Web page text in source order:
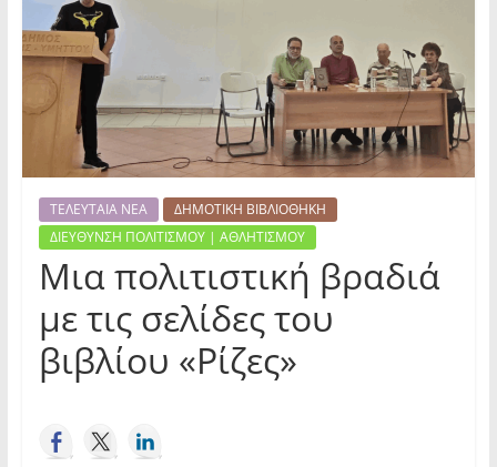
ΤΕΛΕΥΤΑΙΑ ΝΕΑ
ΔΗΜΟΤΙΚΗ ΒΙΒΛΙΟΘΗΚΗ
ΔΙΕΥΘΥΝΣΗ ΠΟΛΙΤΙΣΜΟΥ | ΑΘΛΗΤΙΣΜΟΥ
Μια πολιτιστική βραδιά
με τις σελίδες του
βιβλίου «Ρίζες»